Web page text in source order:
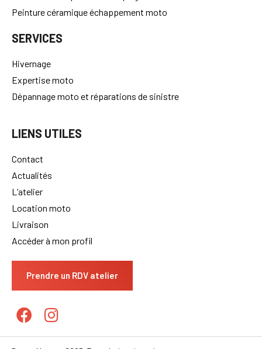
Peinture céramique échappement moto
SERVICES
Hivernage
Expertise moto
Dépannage moto et réparations de sinistre
LIENS UTILES
Contact
Actualités
L’atelier
Location moto
Livraison
Accéder à mon profil
Prendre un RDV atelier